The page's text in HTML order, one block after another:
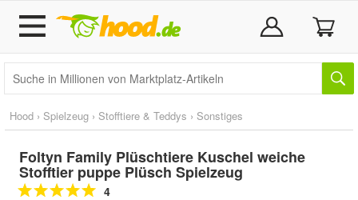
Hood › Spielzeug › Stofftiere & Teddys › Sonstiges
Foltyn Family Plüschtiere Kuschel weiche
Stofftier puppe Plüsch Spielzeug
4